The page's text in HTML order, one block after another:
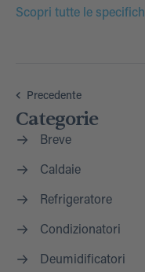
Scopri tutte le
Precedente
Categorie
Breve
Caldaie
Refrigeratore
Condizionatori
Deumidificatori